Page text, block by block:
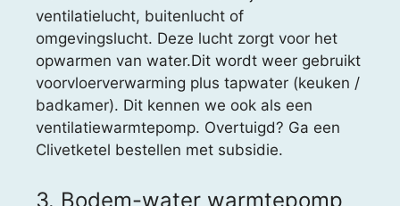
ventilatielucht, buitenlucht of
omgevingslucht. Deze lucht zorgt voor het
opwarmen van water.Dit wordt weer gebruikt
voorvloerverwarming plus tapwater (keuken /
badkamer). Dit kennen we ook als een
ventilatiewarmtepomp. Overtuigd? Ga een
Clivetketel bestellen met subsidie.
3. Bodem-water warmtepomp